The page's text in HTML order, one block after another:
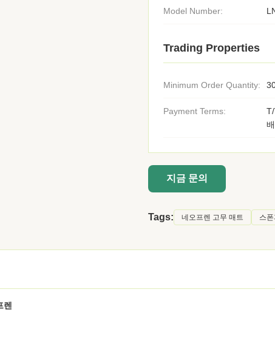
Model Number:
Trading Properties
Minimum Order Quantity:
Payment Terms:
지금 문의
Tags: 네오프렌 고무 매트 스